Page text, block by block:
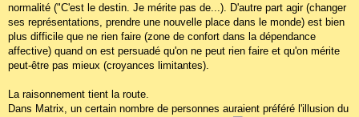
normalité ("C'est le destin. Je mérite pas de...). D'autre part agir (changer
ses représentations, prendre une nouvelle place dans le monde) est bien
plus difficile que ne rien faire (zone de confort dans la dépendance
affective) quand on est persuadé qu'on ne peut rien faire et qu'on mérite
peut-être pas mieux (croyances limitantes).
La raisonnement tient la route.
Dans Matrix, un certain nombre de personnes auraient préféré l'illusion du